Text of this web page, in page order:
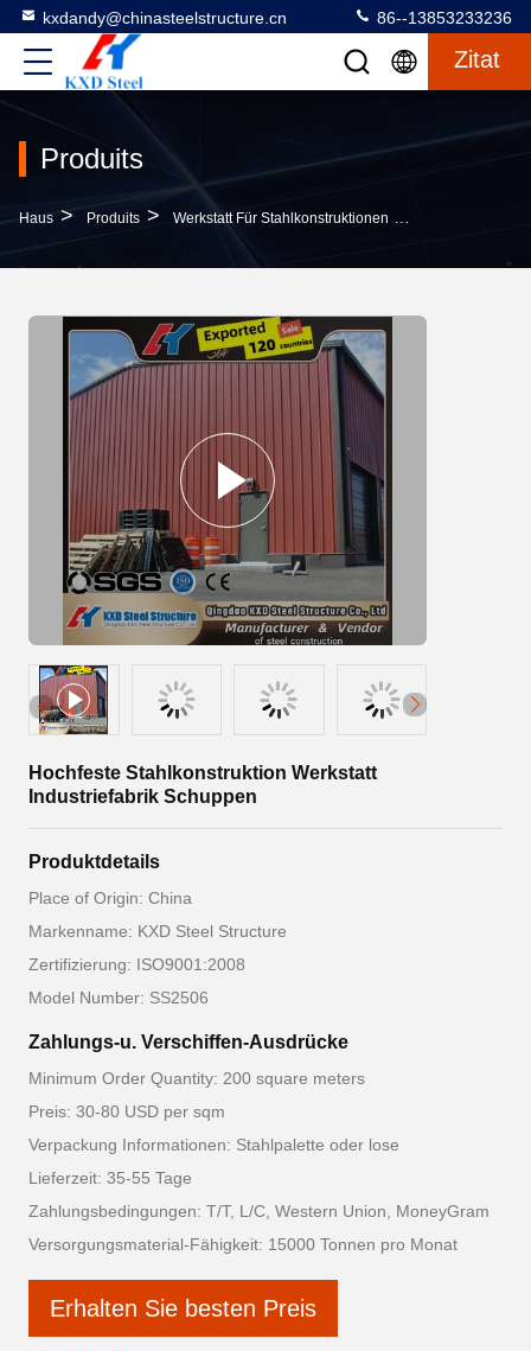
kxdandy@chinasteelstructure.cn 86--13853233236
Zitat
Produits
Haus > Produits > Werkstatt Für Stahlkonstruktionen >
Hochfeste Stahlkonstruktion Werkstatt
Industriefabrik Schuppen
Produktdetails
Place of Origin: China
Markenname: KXD Steel Structure
Zertifizierung: ISO9001:2008
Model Number: SS2506
Zahlungs-u. Verschiffen-Ausdrücke
Minimum Order Quantity: 200 square meters
Preis: 30-80 USD per sqm
Verpackung Informationen: Stahlpalette oder lose
Lieferzeit: 35-55 Tage
Zahlungsbedingungen: T/T, L/C, Western Union, MoneyGram
Versorgungsmaterial-Fähigkeit: 15000 Tonnen pro Monat
Erhalten Sie besten Preis